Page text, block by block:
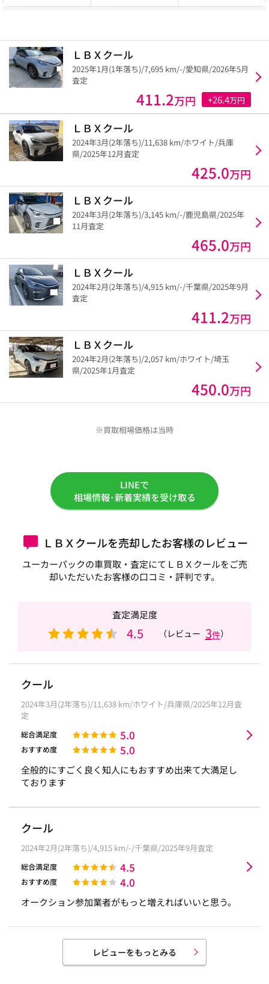
ＬＢＸクール
2025年1月(1年落ち)/7,695 km/-/愛知県/2026年5月
査定
411.2万円 +26.4万円
ＬＢＸクール
2024年3月(2年落ち)/11,638 km/ホワイト/兵庫
県/2025年12月査定
425.0万円
ＬＢＸクール
2024年3月(2年落ち)/3,145 km/-/鹿児島県/2025年
11月査定
465.0万円
ＬＢＸクール
2024年2月(2年落ち)/4,915 km/-/千葉県/2025年9月
査定
411.2万円
ＬＢＸクール
2024年2月(2年落ち)/2,057 km/ホワイト/埼玉
県/2025年1月査定
450.0万円
※買取相場価格は当時
LINEで
相場情報･新着実績を受け取る
ＬＢＸクールを売却したお客様のレビュー
ユーカーパックの車買取・査定にてＬＢＸクールをご売
却いただいたお客様の口コミ・評判です。
査定満足度
4.5 （レビュー 3件）
クール
2024年3月(2年落ち)/11,638 km/ホワイト/兵庫県/2025年12月査
定
総合満足度 5.0
おすすめ度 5.0
全般的にすごく良く知人にもおすすめ出来て大満足し
ております
クール
2024年2月(2年落ち)/4,915 km/-/千葉県/2025年9月査定
総合満足度 4.5
おすすめ度 4.0
オークション参加業者がもっと増えればいいと思う。
レビューをもっとみる